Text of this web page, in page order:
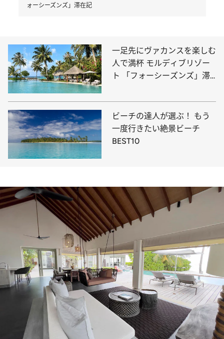
ォーシーズンズ」滞在記
一足先にヴァカンスを楽しむ
人で満杯 モルディブリゾー
ト 「フォーシーズンズ」滞
ビーチの達人が選ぶ！ もう
一度行きたい絶景ビーチ
BEST10